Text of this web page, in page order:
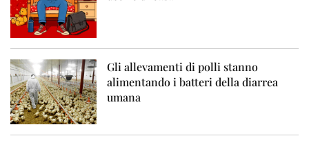
Gli allevamenti di polli stanno
alimentando i batteri della diarrea
umana